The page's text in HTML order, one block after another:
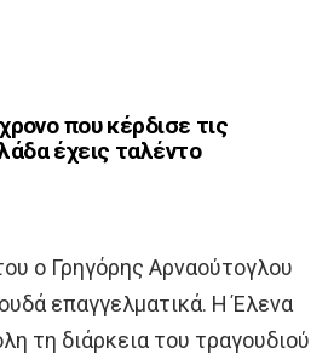
που κέρδισε τις
έχεις ταλέντο
ο Γρηγόρης Αρναούτογλου
επαγγελματικά. Η Έλενα
τη διάρκεια του τραγουδιού